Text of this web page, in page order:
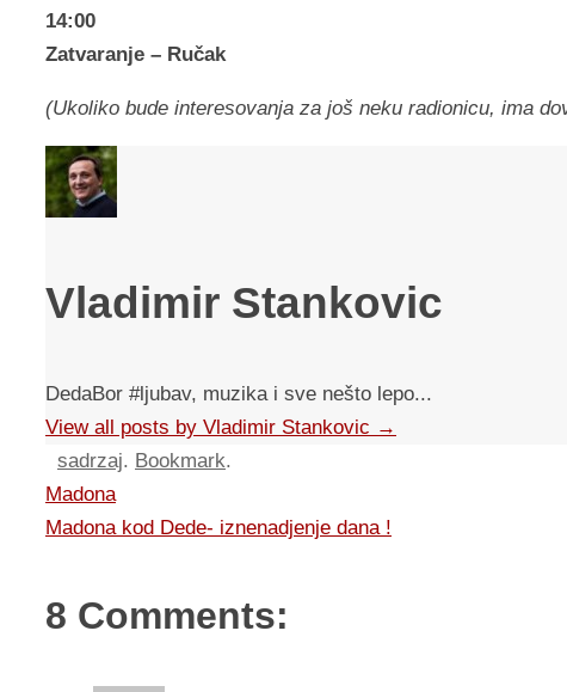
14:00
Zatvaranje – Ručak
(Ukoliko bude interesovanja za još neku radionicu, ima
Vladimir Stankovic
DedaBor #ljubav, muzika i sve nešto lepo...
View all posts by Vladimir Stankovic →
sadrzaj. Bookmark.
Madona
Madona kod Dede- iznenadjenje dana !
8 Comments: